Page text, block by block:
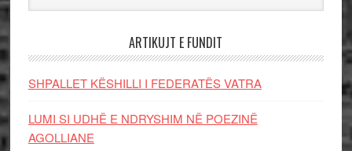
ARTIKUJT E FUNDIT
SHPALLET KËSHILLI I FEDERATËS VATRA
LUMI SI UDHË E NDRYSHIM NË POEZINË
AGOLLIANE